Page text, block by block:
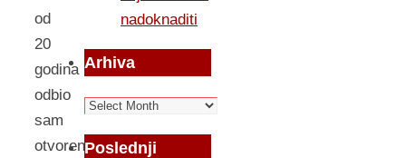
od
20
godina
odbio
sam
otvorenu
nadoknaditi
Arhiva
Arhiva
Poslednji